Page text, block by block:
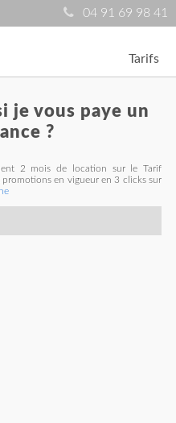
04 91 69 98 41
Tarifs
je vous paye un
?
2 mois de location sur le Tarif
en vigueur en 3 clicks sur